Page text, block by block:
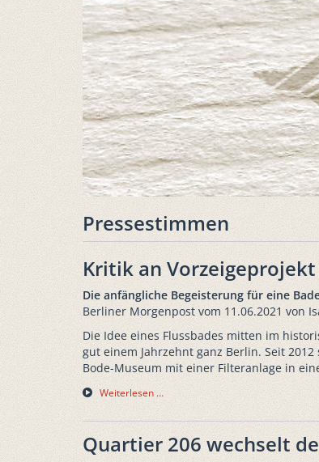
Pressestimmen
Kritik an
Die anfängliche Begeisterung für eine
Berliner Morgenpost vom 11.06.2021 von
Die Idee eines Flussbades mitten im
gut einem Jahrzehnt ganz Berlin. Seit
Bode-Museum mit einer Filteranlage in
Weiterlesen …
Quartier 206 wechselt